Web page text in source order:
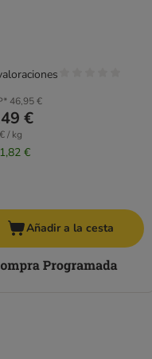
46,95 €
€
/ kg
€
Añadir a la cesta